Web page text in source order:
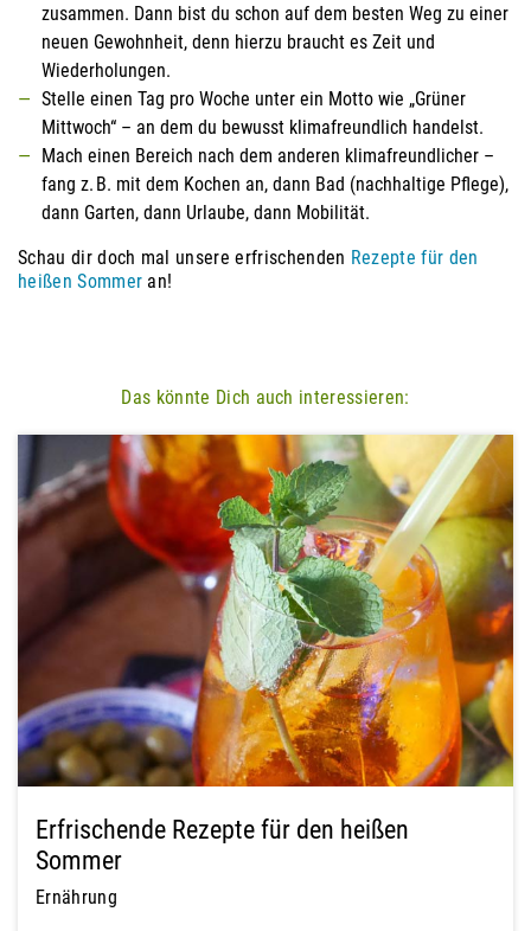
zusammen. Dann bist du schon auf dem besten Weg zu einer
neuen Gewohnheit, denn hierzu braucht es Zeit und
Wiederholungen.
Stelle einen Tag pro Woche unter ein Motto wie „Grüner
Mittwoch“ – an dem du bewusst klimafreundlich handelst.
Mach einen Bereich nach dem anderen klimafreundlicher –
fang z. B. mit dem Kochen an, dann Bad (nachhaltige Pflege),
dann Garten, dann Urlaube, dann Mobilität.
Schau dir doch mal unsere erfrischenden Rezepte für den
heißen Sommer an!
Das könnte Dich auch interessieren:
Erfrischende Rezepte für den heißen
Sommer
Ernährung